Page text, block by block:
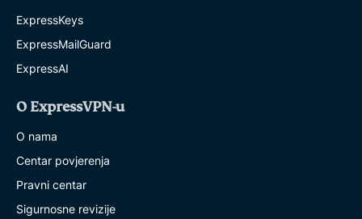
ExpressKeys
ExpressMailGuard
ExpressAI
O ExpressVPN-u
O nama
Centar povjerenja
Pravni centar
Sigurnosne revizije